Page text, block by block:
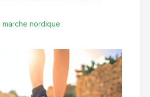
marche nordique